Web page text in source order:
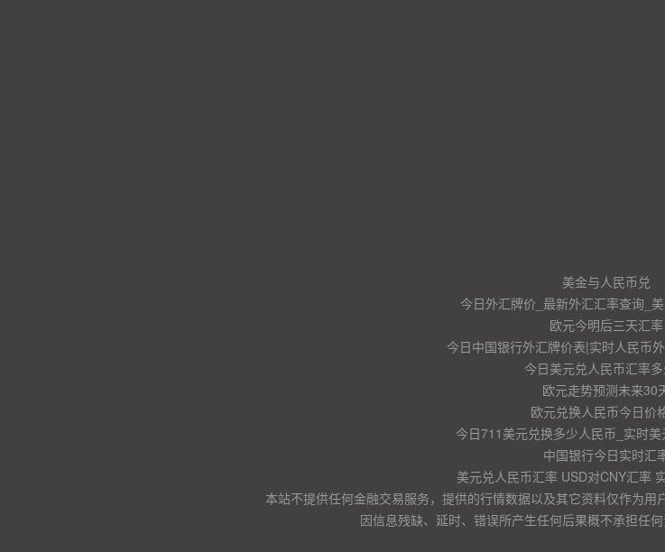
美金与人民币兑
今日外汇牌价_最新外汇汇率查询_
欧元今明后三天汇率
今日中国银行外汇牌价表|实时人民币
今日美元兑人民币汇率
欧元走势预测未来30
欧元兑换人民币今日价
今日711美元兑换多少人民币_实时美
中国银行今日实时汇
美元兑人民币汇率 USD对CNY汇率
本站不提供任何金融交易服务，提供的行情数据以及其它资料仅作为用
因信息残缺、延时、错误所产生任何后果概不承担任